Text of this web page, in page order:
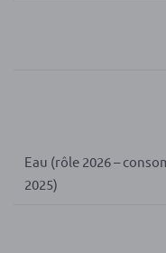
Eau (rôle 2026 –
2025)